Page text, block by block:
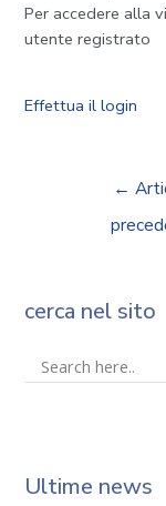
Per accedere alla
utente registrato
Effettua il login
←
cerca nel sito
Ultime news